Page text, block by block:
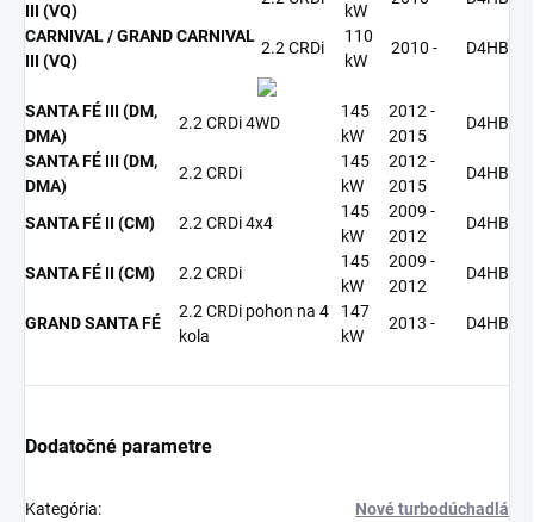
III (VQ) kW
CARNIVAL / GRAND CARNIVAL
III (VQ)
2.2 CRDi
110
kW
2010 - D4HB
SANTA FÉ III (DM,
DMA)
2.2 CRDi 4WD
145
kW
2012 -
2015
D4HB
SANTA FÉ III (DM,
DMA)
2.2 CRDi
145
kW
2012 -
2015
D4HB
SANTA FÉ II (CM) 2.2 CRDi 4x4
145
kW
2009 -
2012
D4HB
SANTA FÉ II (CM) 2.2 CRDi
145
kW
2009 -
2012
D4HB
GRAND SANTA FÉ
2.2 CRDi pohon na 4
kola
147
kW
2013 - D4HB
Dodatočné parametre
Kategória: Nové turbodúchadlá